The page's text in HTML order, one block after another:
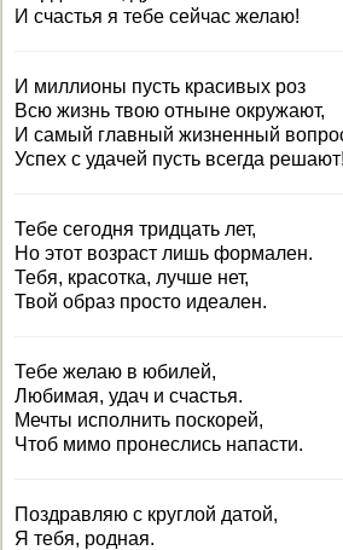
И счастья я тебе сейчас желаю!
И миллионы пусть красивых роз
Всю жизнь твою отныне окружают,
И самый главный жизненный
Успех с удачей пусть всегда решают!
Тебе сегодня тридцать лет,
Но этот возраст лишь формален.
Тебя, красотка, лучше нет,
Твой образ просто идеален.
Тебе желаю в юбилей,
Любимая, удач и счастья.
Мечты исполнить поскорей,
Чтоб мимо пронеслись напасти.
Поздравляю с круглой датой,
Я тебя, родная.